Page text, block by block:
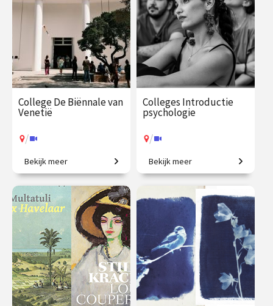
College De Biënnale van
Venetië
/
Een geweldig aanbod aan
hedendaagse kunst.
€ 35.00
vanaf 17
aug.
/ Op locatie of online
Bekijk meer
Colleges Introductie
psychologie
/
Van gedrag tot geheugen,
van stoornissen tot therapie.
vanaf 22
sep.
/ Op locatie of online
Bekijk meer